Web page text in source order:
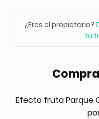
¿Eres el propietario?
tu
Efecto fruta Parque